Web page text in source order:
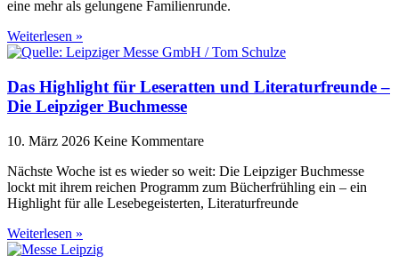
eine mehr als gelungene Familienrunde.
Weiterlesen »
Das Highlight für Leseratten und Literaturfreunde –
Die Leipziger Buchmesse
10. März 2026 Keine Kommentare
Nächste Woche ist es wieder so weit: Die Leipziger Buchmesse
lockt mit ihrem reichen Programm zum Bücherfrühling ein – ein
Highlight für alle Lesebegeisterten, Literaturfreunde
Weiterlesen »